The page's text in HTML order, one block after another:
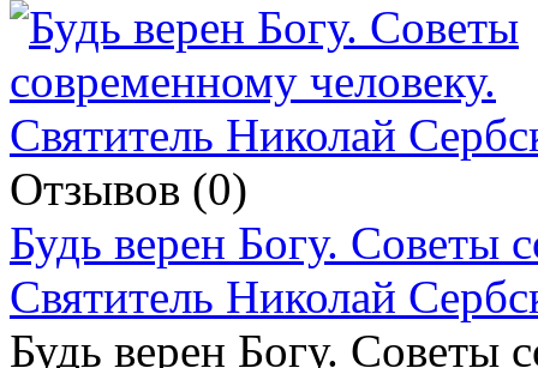
Отзывов (0)
Будь верен Богу. Советы
Святитель Николай
Будь верен Богу. Советы